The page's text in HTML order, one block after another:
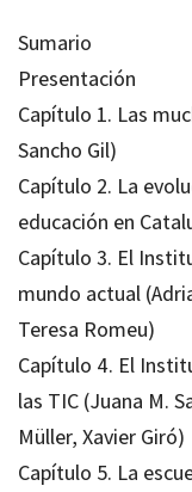
Sumario
Presentación
Capítulo 1. Las
Sancho Gil)
Capítulo 2. La
educación en
Capítulo 3. El
mundo actual
Teresa Romeu)
Capítulo 4. El
las TIC (Juana M.
Müller, Xavier Giró)
Capítulo 5. La